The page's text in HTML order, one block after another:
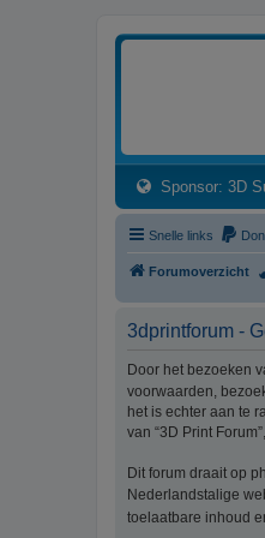
Sponsor: 3D
Snelle links
Forumoverzicht
3dprintforum -
Door het bezoeken
voorwaarden,
het is echter aan te
van “3D Print
Dit forum draait op
Nederlandstalige
toelaatbare inhoud